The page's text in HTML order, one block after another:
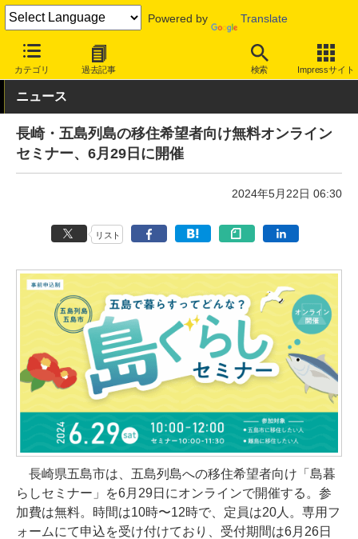
Powered by Translate
カテゴリ 過去記事 検索 Impressサイト
INTERNET Watch トピック 移住
ニュース
長崎・五島列島の移住希望者向け無料オンライン
セミナー、6月29日に開催
2024年5月22日 06:30
リスト
長崎県五島市は、五島列島への移住希望者向け「島暮
らしセミナー」を6月29日にオンラインで開催する。参
加費は無料。時間は10時〜12時で、定員は20人。専用フ
ォームにて申込を受け付けており、受付期間は6月26日